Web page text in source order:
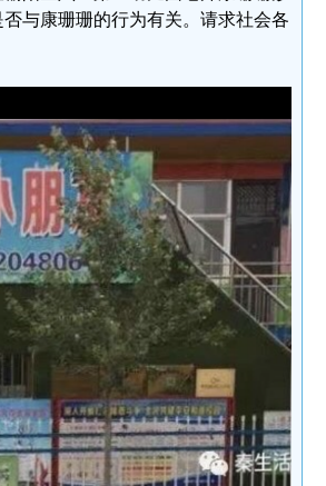
与康珊珊的行为有关。请求社会各